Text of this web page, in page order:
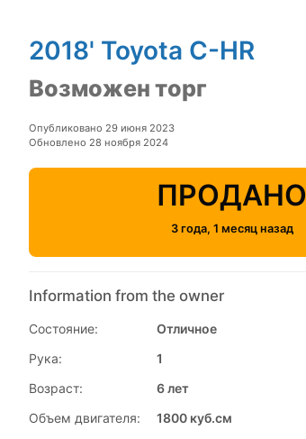
2018' Toyota C-HR
Возможен торг
Опубликовано 29 июня 2023
Обновлено 28 ноября 2024
ПРОДАНО
3 года, 1 месяц назад
Information from the owner
Состояние:
Отличное
Рука:
1
Возраст:
6 лет
Объем двигателя:
1800 куб.см